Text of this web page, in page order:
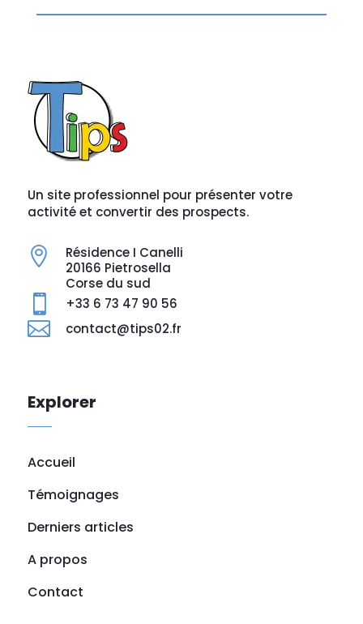
Un site professionnel pour présenter votre
activité et convertir des prospects.

Résidence I Canelli
20166 Pietrosella
Corse du sud
 +33 6 73 47 90 56
 contact@tips02.fr
Explorer
Accueil
Témoignages
Derniers articles
A propos
Contact